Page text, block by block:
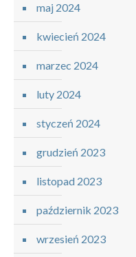
maj 2024
kwiecień 2024
marzec 2024
luty 2024
styczeń 2024
grudzień 2023
listopad 2023
październik 2023
wrzesień 2023